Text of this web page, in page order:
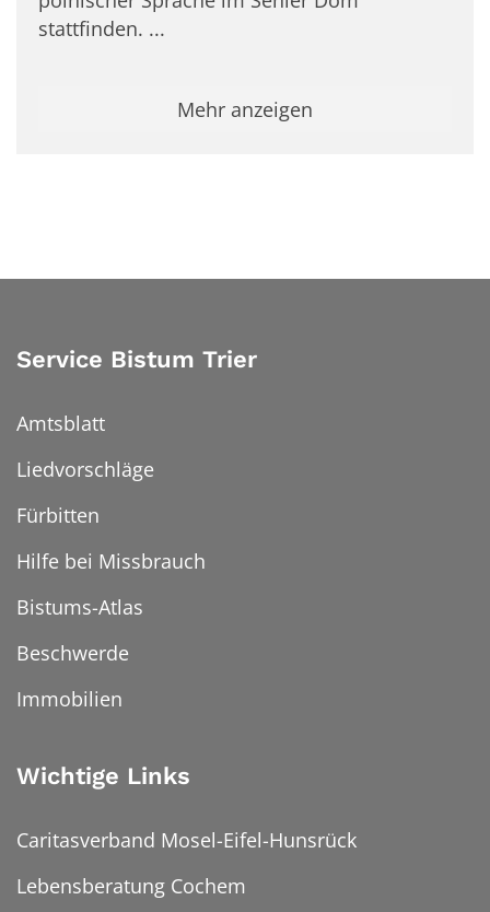
stattfinden. ...
Mehr anzeigen
Service Bistum Trier
Amtsblatt
Liedvorschläge
Fürbitten
Hilfe bei Missbrauch
Bistums-Atlas
Beschwerde
Immobilien
Wichtige Links
Caritasverband Mosel-Eifel-Hunsrück
Lebensberatung Cochem